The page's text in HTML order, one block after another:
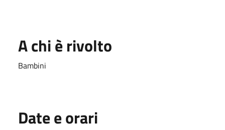
A chi è rivolto
Bambini
Date e orari